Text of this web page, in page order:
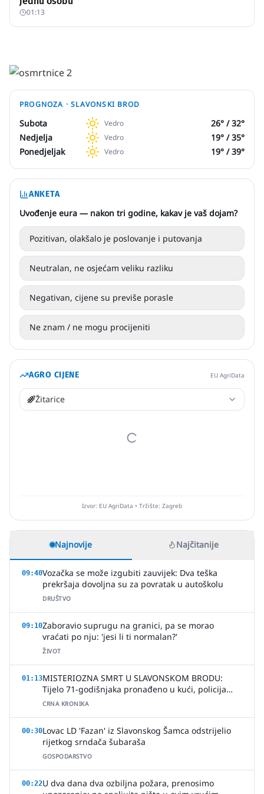
01:13
PROGNOZA ·SLAVONSKI BROD
Subota Vedro 26° /32°
Nedjelja
Vedro 19° /35°
Ponedjeljak
Vedro 19° /39°
ANKETA
Uvođenje eura — nakon tri godine, kakav je vaš dojam?
Pozitivan, olakšalo je poslovanje i putovanja
Neutralan, ne osjećam veliku razliku
Negativan, cijene su previše porasle
Ne znam / ne mogu procijeniti
AGRO CIJENE EU AgriData
Žitarice
Izvor: EU AgriData • Tržište: Zagreb
Najnovije Najčitanije
09:40Vozačka se može izgubiti zauvijek: Dva teška
prekršaja dovoljna su za povratak u autoškolu
DRUŠTVO
09:10Zaboravio suprugu na granici, pa se morao
vraćati po nju: 'jesi li ti normalan?'
ŽIVOT
01:13MISTERIOZNA SMRT U SLAVONSKOM BRODU:
Tijelo 71-godišnjaka pronađeno u kući, policija
uhitila jednu osobu
CRNA KRONIKA
00:30Lovac LD 'Fazan' iz Slavonskog Šamca odstrijelio
rijetkog srndača šubaraša
GOSPODARSTVO
00:22U dva dana dva ozbiljna požara, prenosimo